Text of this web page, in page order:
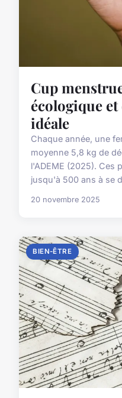
Cup
écologique
idéale
Chaque année, une
moyenne 5,8 kg de
l'ADEME (2025). Ces
jusqu'à 500 ans à se
20 novembre 2025
BIEN-ÊTRE